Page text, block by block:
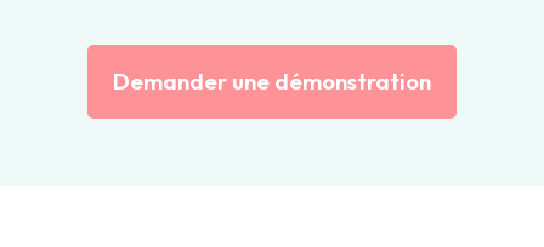
Demander une démonstration